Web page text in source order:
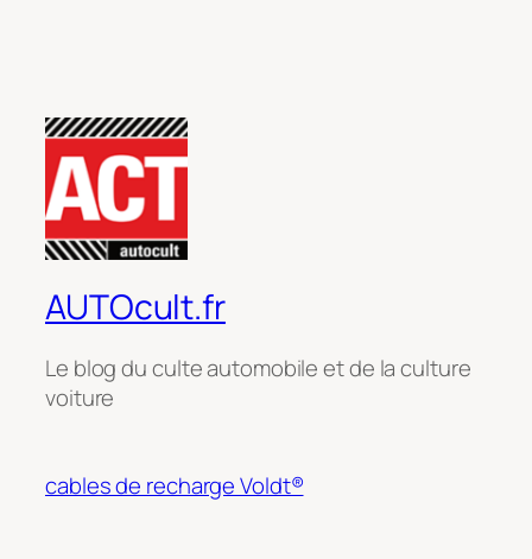
AUTOcult.fr
Le blog du culte automobile et de la culture
voiture
cables de recharge Voldt®